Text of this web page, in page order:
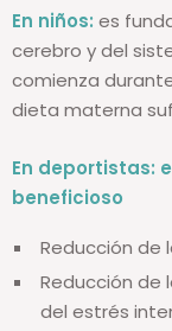
En niños: es
cerebro y del
comienza
dieta materna
En deportistas:
beneficioso
Reducción de
Reducción de
del estrés